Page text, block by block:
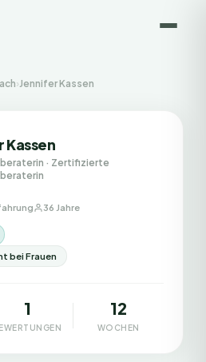
›Jennifer Kassen
Kassen
· Zertifizierte
36 Jahre
bei Frauen
1 12
WOCHEN